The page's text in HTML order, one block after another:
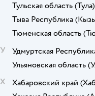
Тульская область (Тула)
Тыва Республика
Тюменская область
У
Удмуртская
Ульяновская область
Х
Хабаровский край